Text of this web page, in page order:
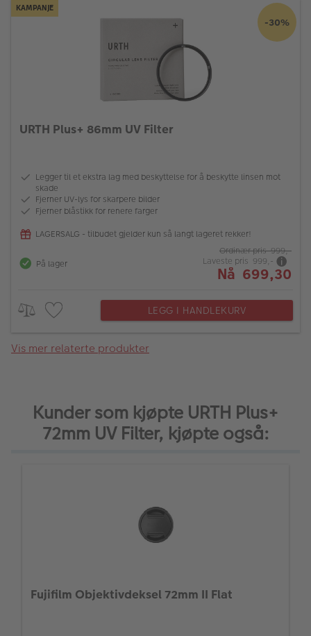
KAMPANJE
-30%
URTH Plus+ 86mm UV Filter
Legger til et ekstra lag med beskyttelse for å beskytte linsen mot
skade
Fjerner UV-lys for skarpere bilder
Fjerner blåstikk for renere farger
LAGERSALG - tilbudet gjelder kun så langt lageret rekker!
På lager
Ordinær pris 999,-
Laveste pris 999,-
Nå 699,30
LEGG I HANDLEKURV
Vis mer relaterte produkter
Kunder som kjøpte URTH Plus+
72mm UV Filter, kjøpte også:
Fujifilm Objektivdeksel 72mm II Flat